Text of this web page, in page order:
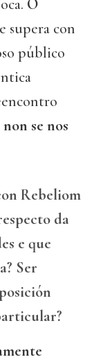
O
e supera con
público
non se nos
Rebeliom
da
e que
Ser